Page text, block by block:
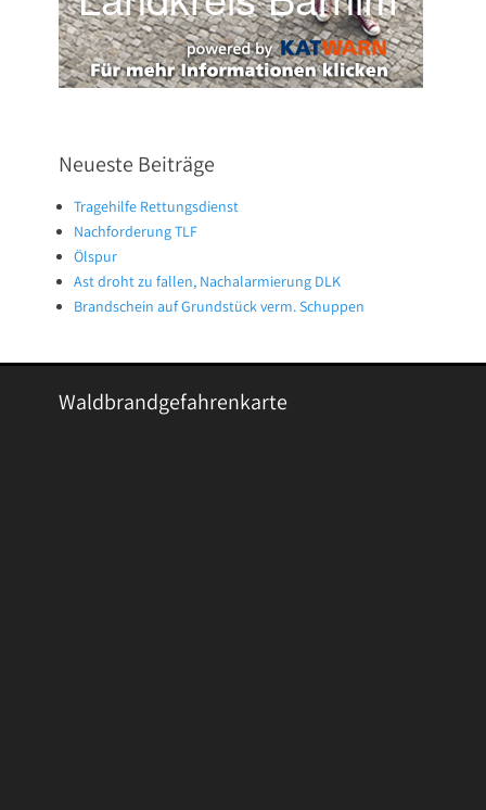
Neueste Beiträge
Tragehilfe Rettungsdienst
Nachforderung TLF
Ölspur
Ast droht zu fallen, Nachalarmierung DLK
Brandschein auf Grundstück verm. Schuppen
Waldbrandgefahrenkarte